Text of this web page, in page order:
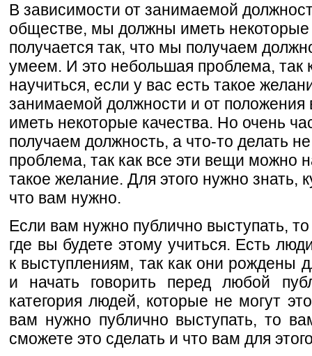
В зависимости от занимаемой
обществе, мы должны иметь некоторые
получается так, что мы получаем
умеем. И это небольшая проблема, так
научиться, если у вас есть такое
занимаемой должности и от
иметь некоторые качества. Но очень
получаем должность, а что-то делать
проблема, так как все эти вещи можно
такое желание. Для этого нужно знать,
что вам нужно.
Если вам нужно публично выступать,
где вы будете этому учиться. Есть
к выступлениям, так как они рождены
и начать говорить перед любой
категория людей, которые не могут
вам нужно публично выступать, то
сможете это сделать и что вам для